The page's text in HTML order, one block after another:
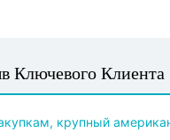
Ключевого Клиента